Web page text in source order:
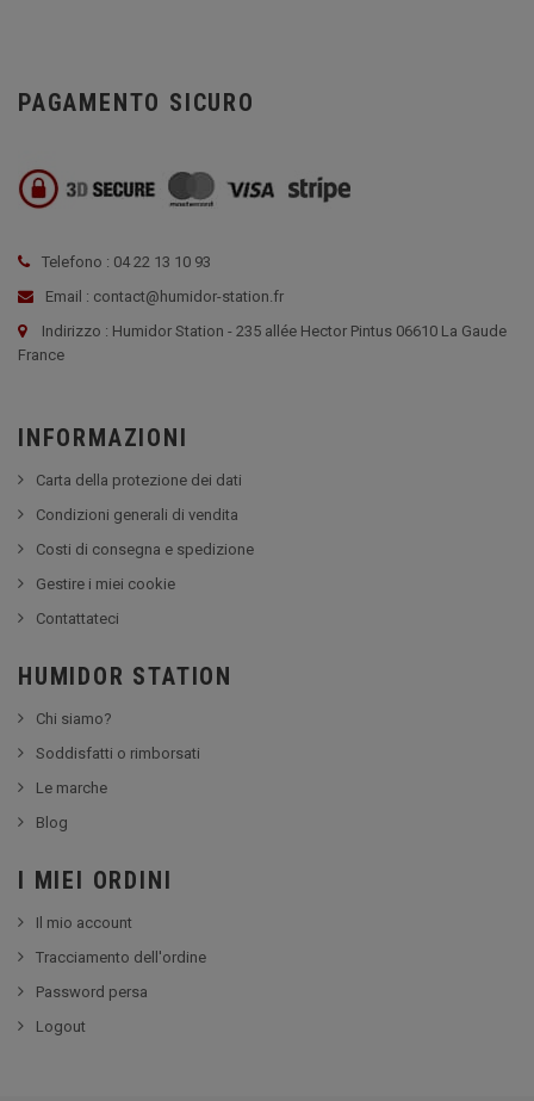
PAGAMENTO SICURO
Telefono : 04 22 13 10 93
Email : contact@humidor-station.fr
Indirizzo : Humidor Station - 235 allée Hector Pintus 06610 La Gaude
France
INFORMAZIONI
Carta della protezione dei dati
Condizioni generali di vendita
Costi di consegna e spedizione
Gestire i miei cookie
Contattateci
HUMIDOR STATION
Chi siamo?
Soddisfatti o rimborsati
Le marche
Blog
I MIEI ORDINI
Il mio account
Tracciamento dell'ordine
Password persa
Logout